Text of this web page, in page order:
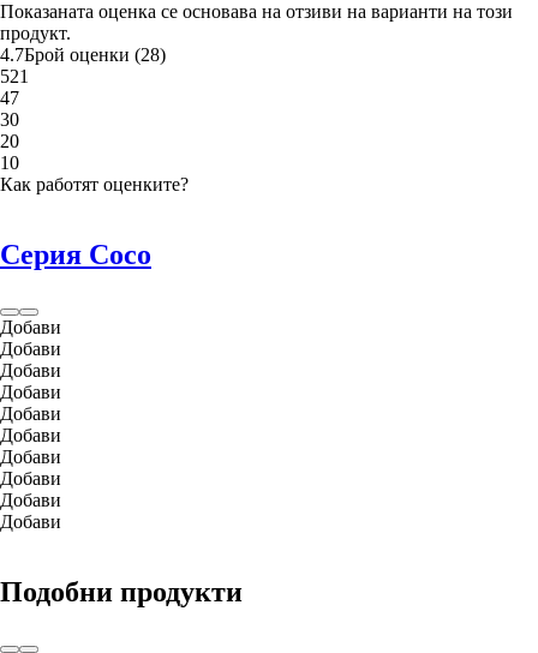
Показаната оценка се основава на отзиви на варианти на този
продукт.
4.7Брой оценки (28)
521
47
30
20
10
Как работят оценките?
Серия Coco
Добави
Добави
Добави
Добави
Добави
Добави
Добави
Добави
Добави
Добави
Подобни продукти